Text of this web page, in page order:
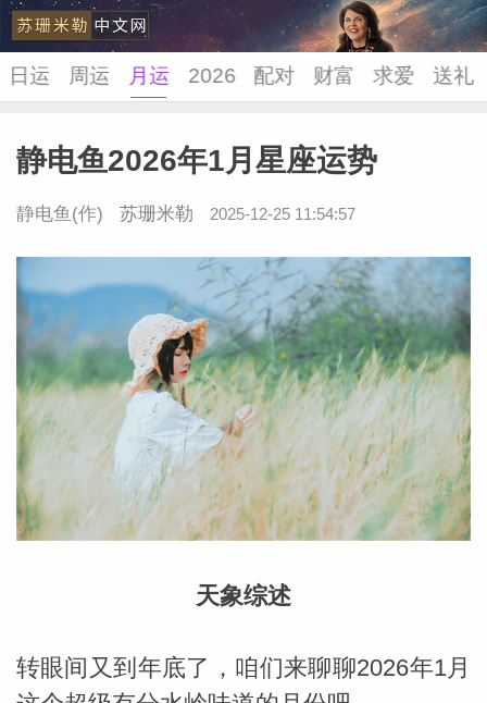
日运 周运 月运 2026 配对 财富 求爱 送礼
静电鱼2026年1月星座运势
静电鱼(作) 苏珊米勒 2025-12-25 11:54:57
天象综述
转眼间又到年底了，咱们来聊聊2026年1月